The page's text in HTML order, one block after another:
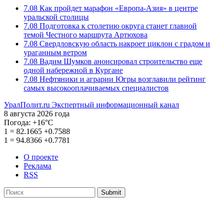
7.08 Как пройдет марафон «Европа-Азия» в центре
уральской столицы
7.08 Подготовка к столетию округа станет главной
темой Честного маршрута Артюхова
7.08 Свердловскую область накроет циклон с градом и
ураганным ветром
7.08 Вадим Шумков анонсировал строительство еще
одной набережной в Кургане
7.08 Нефтяники и аграрии Югры возглавили рейтинг
самых высокооплачиваемых специалистов
УралПолит.ru Экспертный информационный канал
8 августа 2026 года
Погода: +16°С
1 = 82.1665 +0.7588
1 = 94.8366 +0.7781
О проекте
Реклама
RSS
Submit